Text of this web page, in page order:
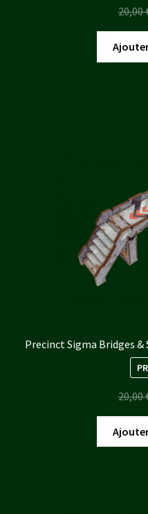
20,00
Precinct Sigma Bridges &
20,00